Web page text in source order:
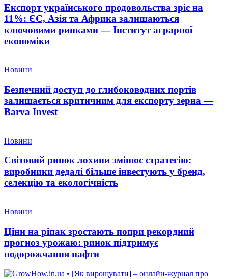
Експорт українського продовольства зріс на
11%: ЄС, Азія та Африка залишаються
ключовими ринками — Інститут аграрної
економіки
Новини
Безпечний доступ до глибоководних портів
залишається критичним для експорту зерна —
Barva Invest
Новини
Світовий ринок лохини змінює стратегію:
виробники дедалі більше інвестують у бренд,
селекцію та екологічність
Новини
Ціни на ріпак зростають попри рекордний
прогноз урожаю: ринок підтримує
подорожчання нафти